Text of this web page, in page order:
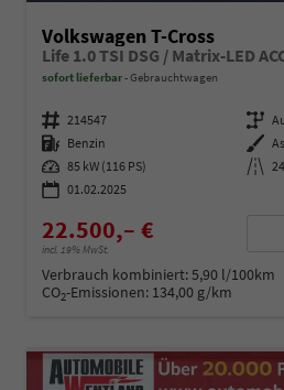
Volkswagen T-Cross
sofort lieferbar Gebrauchtwagen
Fahrzeugnummer 214547 Getriebe
Kraftstoff Benzin Außenfarbe
Leistung 85 kW (116 PS) Kilometerstand
01.02.2025
22.500,– €
incl. 19% MwSt.
Verbrauch kombiniert:5,90 l/100km
CO2-Emissionen: 134,00 g/km